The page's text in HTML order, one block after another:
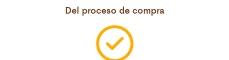
Del proceso de compra